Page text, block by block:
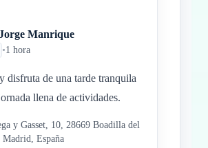
Manrique
•1 hora
disfruta de una tarde tranquila
llena de actividades.
y Gasset, 10, 28669 Boadilla del
España